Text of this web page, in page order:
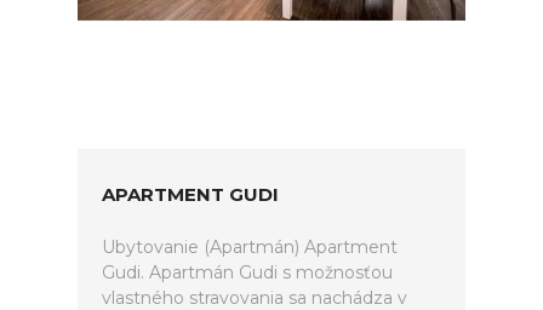
APARTMENT GUDI
Ubytovanie (Apartmán) Apartment
Gudi. Apartmán Gudi s možnosťou
vlastného stravovania sa nachádza v